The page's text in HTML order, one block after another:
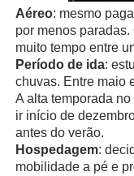
Aéreo: mesmo
por menos
muito tempo entre
Período de ida:
chuvas. Entre maio
A alta temporada
ir início de
antes do verão.
Hospedagem:
mobilidade a pé e